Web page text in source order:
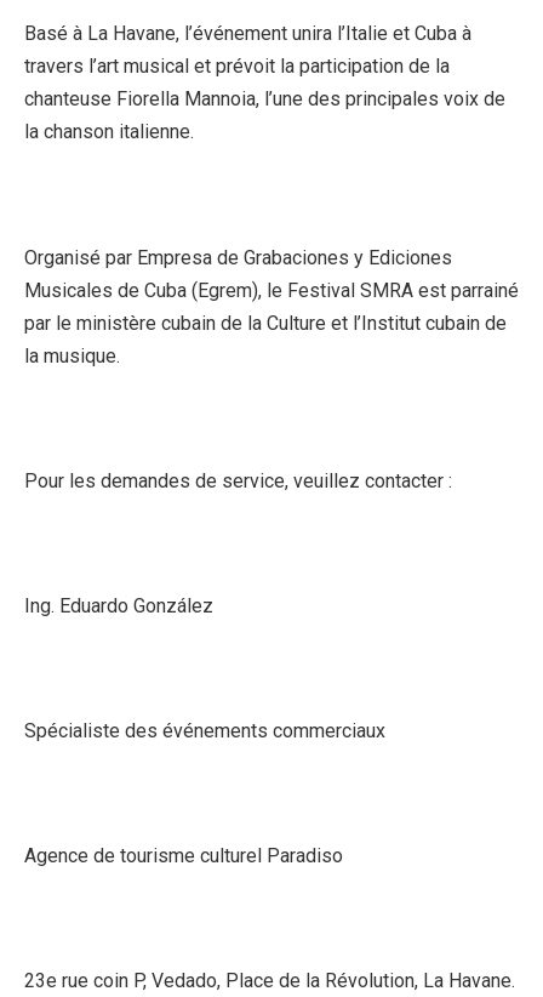
Basé à La Havane, l’événement unira l’Italie et Cuba à
travers l’art musical et prévoit la participation de la
chanteuse Fiorella Mannoia, l’une des principales voix de
la chanson italienne.
Organisé par Empresa de Grabaciones y Ediciones
Musicales de Cuba (Egrem), le Festival SMRA est parrainé
par le ministère cubain de la Culture et l’Institut cubain de
la musique.
Pour les demandes de service, veuillez contacter :
Ing. Eduardo González
Spécialiste des événements commerciaux
Agence de tourisme culturel Paradiso
23e rue coin P, Vedado, Place de la Révolution, La Havane.